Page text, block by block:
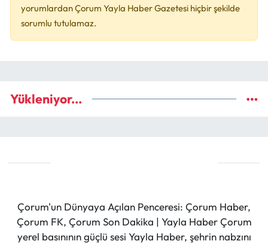
yorumlardan Çorum Yayla Haber Gazetesi hiçbir şekilde
sorumlu tutulamaz.
Yükleniyor...
Çorum'un Dünyaya Açılan Penceresi: Çorum Haber,
Çorum FK, Çorum Son Dakika | Yayla Haber Çorum
yerel basınının güçlü sesi Yayla Haber, şehrin nabzını